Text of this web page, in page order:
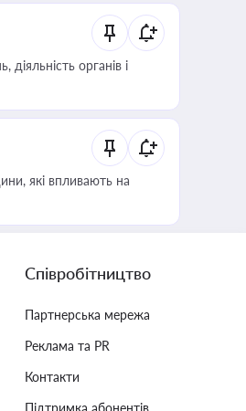
органів і
які впливають на
Співробітництво
Партнерська мережа
Реклама та PR
Контакти
Підтримка абонентів